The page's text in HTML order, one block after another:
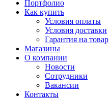
Портфолио
Как купить
Условия оплаты
Условия доставки
Гарантия на товар
Магазины
О компании
Новости
Сотрудники
Вакансии
Контакты